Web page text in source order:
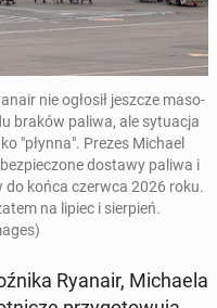
nie ogłosił jeszcze ma­so­
braków paliwa, ale sy­tu­acja
"płynna". Prezes Michael
dostawy paliwa i
końca czerwca 2026 roku.
na lipiec i sier­pień.
Ryanair, Mi­cha­ela